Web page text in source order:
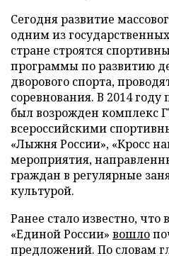
Сегодня развитие
одним из
стране строятся
программы по развитию
дворового спорта,
соревнования. В 2014 году
был возрожден комплекс
всероссийскими
«Лыжня России», «Кросс
мероприятия,
граждан в регулярные
культурой.
Ранее стало известно,
«Единой России» вошло
предложений. По словам